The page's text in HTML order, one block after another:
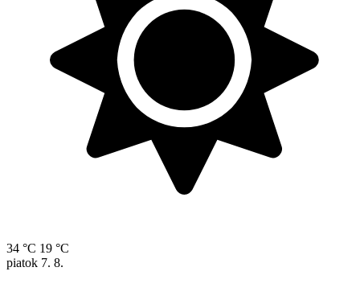
34 °C 19 °C
piatok 7. 8.